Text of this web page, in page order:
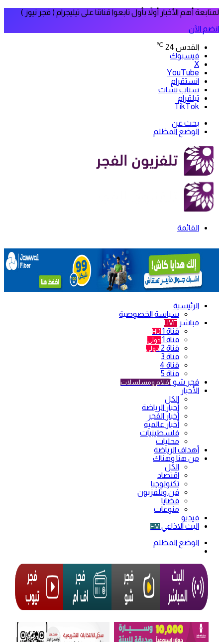
لمتابعة أهم الأخبار أولاً بأول تابعوا قناتنا على تيليجرام ( فجر نيوز )
انضم الآن
القدس 24
℃
فيسبوك
‫X
‫YouTube
انستقرام
سناب تشات
تيلقرام
‫TikTok
بحث عن
الوضع المظلم
القائمة
الرئيسية
سياسة الخصوصية
مباشر LIVE
قناة 1 HD
قناة 1 دولي
قناة 2 دولي
قناة 3
قناة 4
قناة 5
فجر شو أفلام ومسلسلات
الأخبار
الكل
أخبار الرياضة
أخبار الفجر
أخبار عالمية
فلسطينيات
محليات
أهداف الرياضة
من هنا وهناك
الكل
اقتصاد
تكنولوجيا
فن وتلفزيون
قضايا
منوعات
فيديو
البث الاذاعي FM
الوضع المظلم